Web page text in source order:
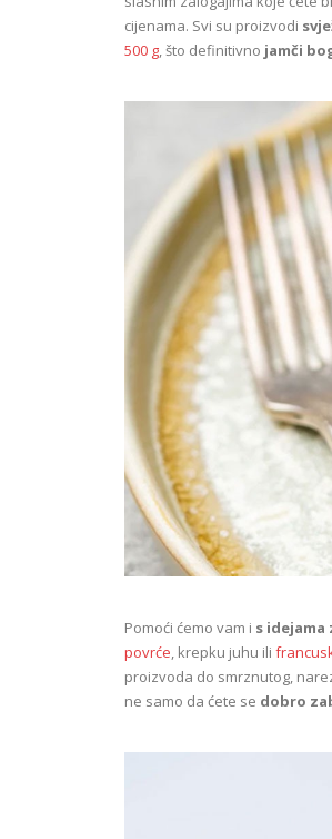
cijenama. Svi su proizvodi
500 g, što definitivno jamči
Pomoći ćemo vam i s idejama
povrće, krepku juhu ili
proizvoda do smrznutog,
ne samo da ćete se dobro